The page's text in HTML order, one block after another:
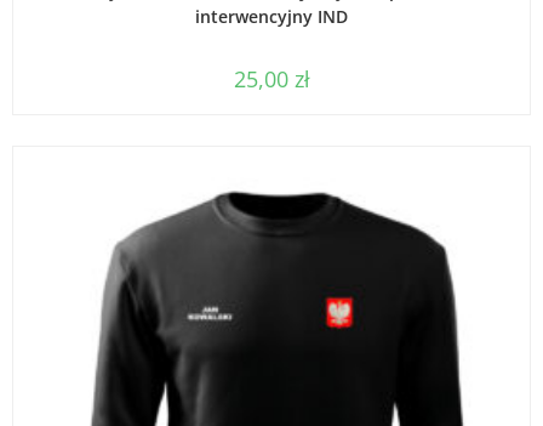
interwencyjny IND
25,00 zł